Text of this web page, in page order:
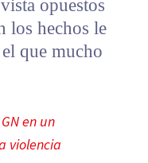
opuestos
los hechos le
que mucho
en un
violencia